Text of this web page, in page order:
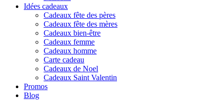
Idées cadeaux
Cadeaux fête des pères
Cadeaux fête des mères
Cadeaux bien-être
Cadeaux femme
Cadeaux homme
Carte cadeau
Cadeaux de Noel
Cadeaux Saint Valentin
Promos
Blog